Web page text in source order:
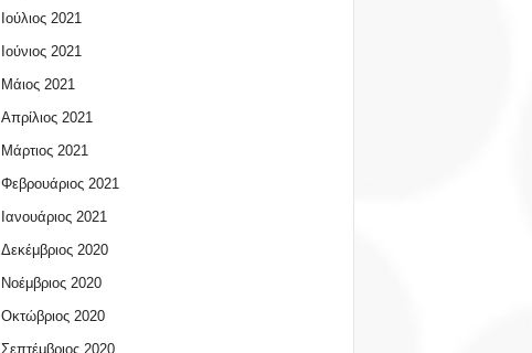
Ιούλιος 2021
Ιούνιος 2021
Μάιος 2021
Απρίλιος 2021
Μάρτιος 2021
Φεβρουάριος 2021
Ιανουάριος 2021
Δεκέμβριος 2020
Νοέμβριος 2020
Οκτώβριος 2020
Σεπτέμβριος 2020